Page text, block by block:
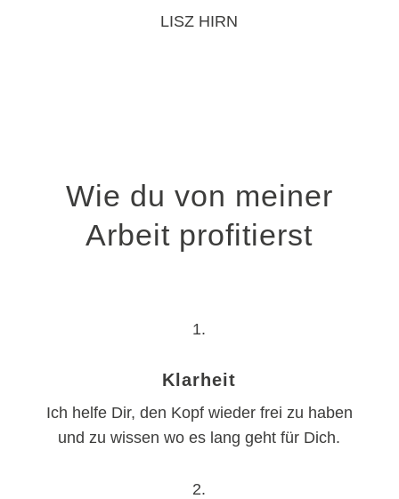
LISZ HIRN
Wie du von meiner
Arbeit profitierst
1.
Klarheit
Ich helfe Dir, den Kopf wieder frei zu haben
und zu wissen wo es lang geht für Dich.
2.